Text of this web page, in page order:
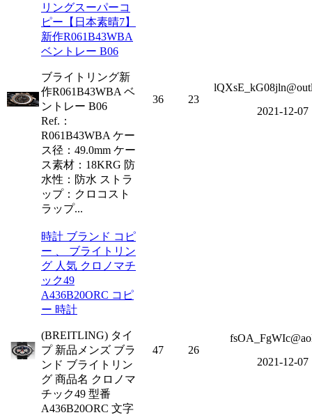
リングスーパーコ
ピー【日本素晴7】
新作R061B43WBA
ベントレー B06
ブライトリング新
作R061B43WBA ベ
ントレー B06
Ref.：
R061B43WBA ケー
ス径：49.0mm ケー
ス素材：18KRG 防
水性：防水 ストラ
ップ：クロコスト
ラップ...
36 23
2021-12-07
時計 ブランド コピ
ー 、 ブライトリン
グ 人気 クロノマチ
ック49
A436B20ORC コピ
ー 時計
(BREITLING) タイ
プ 新品メンズ ブラ
ンド ブライトリン
グ 商品名 クロノマ
チック49 型番
A436B20ORC 文字
47 26
2021-12-07